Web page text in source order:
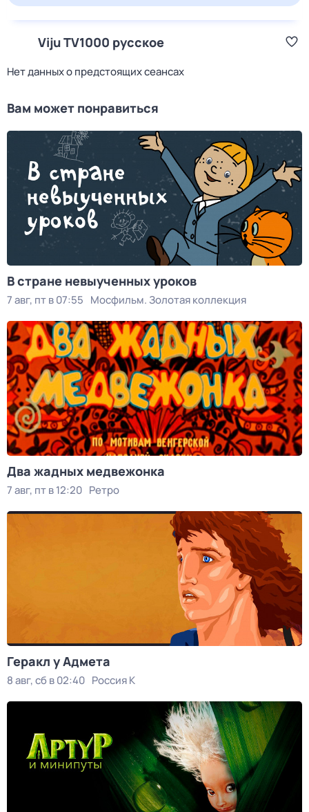
Viju TV1000 русское
Нет данных о предстоящих сеансах
Вам может понравиться
В стране невыученных уроков
7 авг, пт в 07:55 Мосфильм. Золотая коллекция
Два жадных медвежонка
7 авг, пт в 12:20 Ретро
Геракл у Адмета
8 авг, сб в 02:40 Россия К